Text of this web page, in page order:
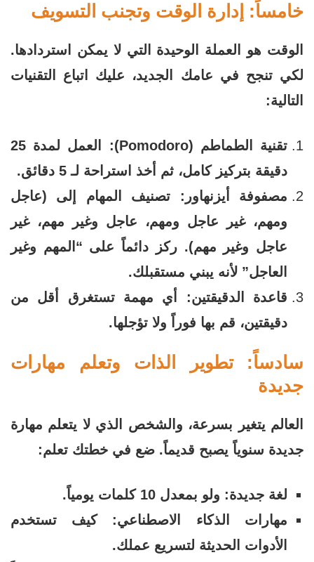
خامساً: إدارة الوقت وتجنب التسويف
الوقت هو العملة الوحيدة التي لا يمكن استردادها.
لكي تنجح في عامك الجديد، عليك اتباع التقنيات
التالية:
تقنية الطماطم (Pomodoro): العمل لمدة 25
دقيقة بتركيز كامل، ثم أخذ استراحة لـ 5 دقائق.
مصفوفة أيزنهاور: تصنيف المهام إلى (عاجل
ومهم، غير عاجل ومهم، عاجل وغير مهم، غير
عاجل وغير مهم). ركز دائماً على “المهم وغير
العاجل” لأنه يبني مستقبلك.
قاعدة الدقيقتين: أي مهمة تستغرق أقل من
دقيقتين، قم بها فوراً ولا تؤجلها.
سادساً: تطوير الذات وتعلم مهارات
جديدة
العالم يتغير بسرعة، والشخص الذي لا يتعلم مهارة
جديدة سنوياً يصبح قديماً. ضع في خطتك تعلم:
لغة جديدة: ولو بمعدل 10 كلمات يومياً.
مهارات الذكاء الاصطناعي: كيف تستخدم
الأدوات الحديثة لتسريع عملك.